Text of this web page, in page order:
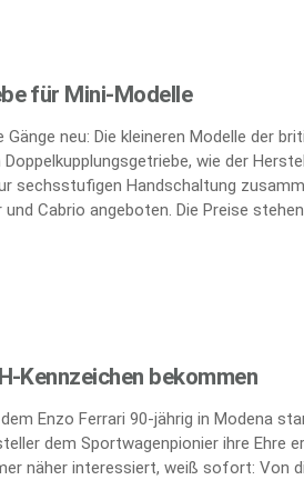
für Mini-Modelle
neu: Die kleineren Modelle der
wie der
sechsstufigen Handschaltung
Cabrio angeboten. Die Preise
Kennzeichen bekommen
Enzo Ferrari 90-jährig in Modena
dem Sportwagenpionier ihre Ehre
näher interessiert, weiß sofort: Von